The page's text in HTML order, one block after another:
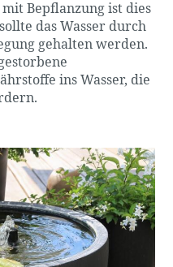
mit Bepflanzung ist dies
das Wasser durch
gehalten werden.
ins Wasser, die